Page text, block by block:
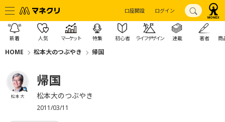
口座開設 ログイン
新着 人気 マーケット 特集 初心者 ライフデザイン 連載 著者 商
HOME 松本大のつぶやき 帰国
松本 大
帰国
松本大のつぶやき
2011/03/11